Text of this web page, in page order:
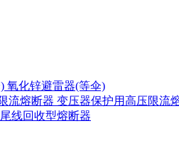
氧化锌避雷器(等伞)
变压器保护用高压限流
尾线回收型熔断器